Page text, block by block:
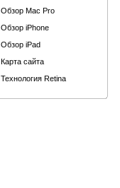
Обзор Mac Pro
Обзор iPhone
Обзор iPad
Карта сайта
Технология Retina